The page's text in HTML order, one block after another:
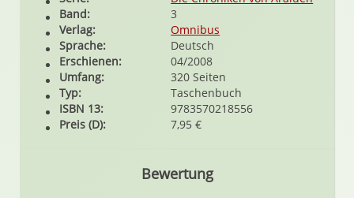
Band:
3
Verlag:
Omnibus
Sprache:
Deutsch
Erschienen:
04/2008
Umfang:
320 Seiten
Typ:
Taschenbuch
ISBN 13:
9783570218556
Preis (D):
7,95 €
Bewertung